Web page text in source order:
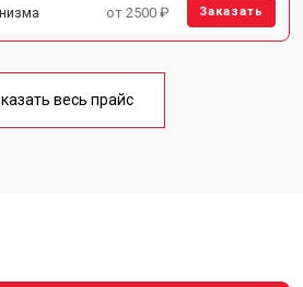
от 2500 ₽ Заказать
весь прайс